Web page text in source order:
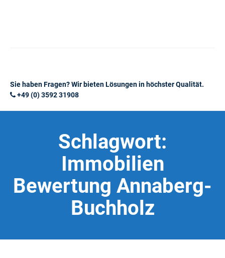
Sie haben Fragen? Wir bieten Lösungen in höchster Qualität.
+49 (0) 3592 31908
Schlagwort:
Immobilien
Bewertung Annaberg-
Buchholz